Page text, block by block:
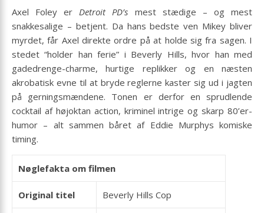
Axel Foley erDetroit PD’s mest stædige – og mest
snakkesalige – betjent. Da hans bedste ven Mikey bliver
myrdet, får Axel direkte ordre på at holde sig fra sagen. I
stedet “holder han ferie” i Beverly Hills, hvor han med
gadedrenge-charme, hurtige replikker og en næsten
akrobatisk evne til at bryde reglerne kaster sig ud i jagten
på gerningsmændene. Tonen er derfor en sprudlende
cocktail af højoktan action, kriminel intrige og skarp 80’er-
humor – alt sammen båret af Eddie Murphys komiske
timing.
Nøglefakta om filmen
Original titel Beverly Hills Cop